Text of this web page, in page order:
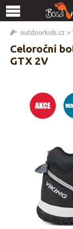
outdoorkids.cz >
Celoroční
GTX 2V